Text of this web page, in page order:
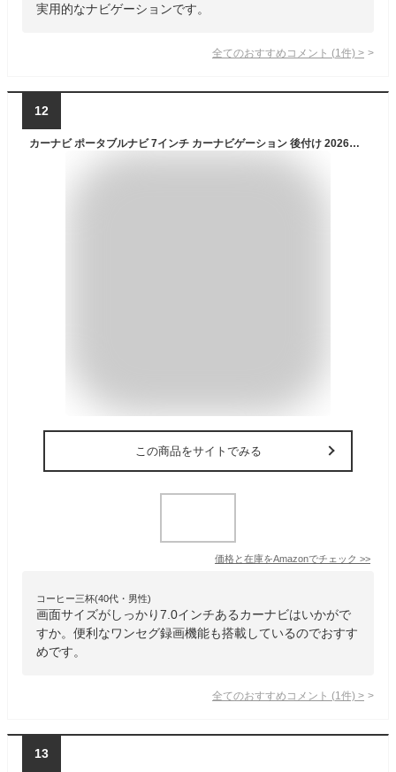
実用的なナビゲーションです。
全てのおすすめコメント (1 件) >
12
カーナビ ポータブルナビ 7インチ カーナビゲーション 後付け 2026年版 【機能を絞ったシンプル操作ナビ】 ワンセグ 車 GPS ナビ 車載ナビ 音声案内 高速対応 シンプル 簡単操作 シガーソケット 新生活 microSD録画 説明書付 xg-002 7inch
この商品をサイトでみる
価格と在庫をAmazonでチェック >>
コーヒー三杯(40代・男性)
画面サイズがしっかり7.0インチあるカーナビはいかがで
すか。便利なワンセグ録画機能も搭載しているのでおすす
めです。
全てのおすすめコメント (1 件) >
13